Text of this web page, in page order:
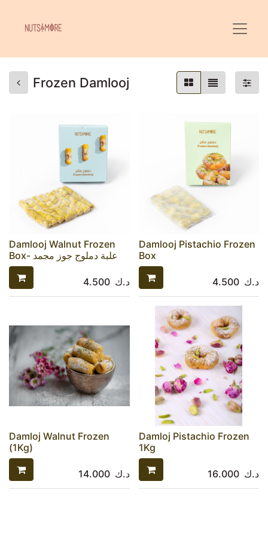
Frozen Damlooj
Damlooj Walnut Frozen
Box- علبة دملوج جوز مجمد
4.500 د.ك
Damlooj Pistachio Frozen
Box
4.500 د.ك
Damloj Walnut Frozen
(1Kg)
14.000 د.ك
Damloj Pistachio Frozen
1Kg
16.000 د.ك